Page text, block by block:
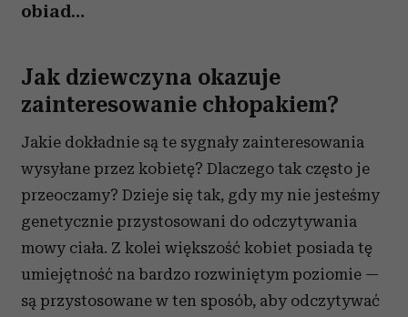
obiad…
Jak dziewczyna okazuje
zainteresowanie chłopakiem?
Jakie dokładnie są te sygnały zainteresowania
wysyłane przez kobietę? Dlaczego tak często je
przeoczamy? Dzieje się tak, gdy my nie jesteśmy
genetycznie przystosowani do odczytywania
mowy ciała. Z kolei większość kobiet posiada tę
umiejętność na bardzo rozwiniętym poziomie —
są przystosowane w ten sposób, aby odczytywać